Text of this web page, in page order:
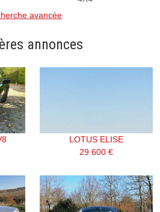
avancée
annonces
LOTUS ELISE
29 600 €